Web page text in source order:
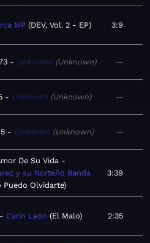
MP DEV, Vol. 2 - EP 3:9
Unknown Unknown —
Unknown Unknown —
Unknown Unknown —
De Su Vida
y su Norteño Banda
Puedo Olvidarte
3:39
Carin Leon El Malo 2:35